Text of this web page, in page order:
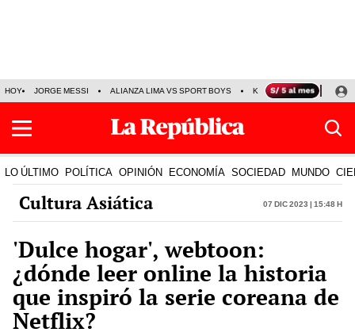
HOY JORGE MESSI ALIANZA LIMA VS SPORT BOYS KENJI FUJIMORI
LO ÚLTIMO POLÍTICA OPINIÓN ECONOMÍA SOCIEDAD MUNDO
Cultura Asiática 07 Dic 2023 | 15:48 h
'Dulce hogar', webtoon:
¿dónde leer online la historia
que inspiró la serie coreana de
Netflix?